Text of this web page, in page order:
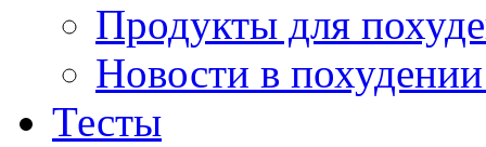
Продукты для
Новости в
Тесты